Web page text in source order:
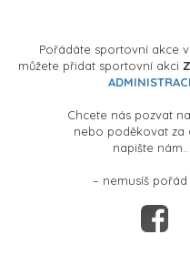
Pořádáte sportovní akce
můžete přidat sportovní akci
Chcete nás pozvat
nebo poděkovat za
napište nám..
– nemusíš